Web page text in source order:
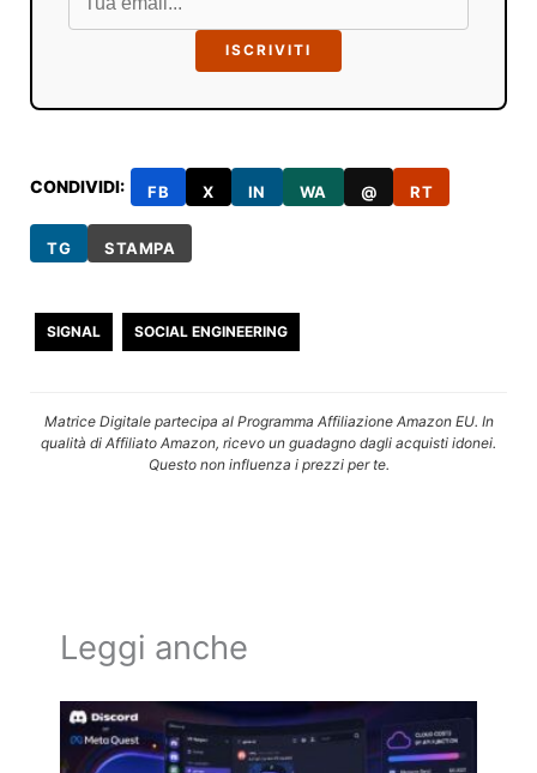
ISCRIVITI
CONDIVIDI: FB X IN WA @ RT
TG STAMPA
SIGNAL SOCIAL ENGINEERING
Matrice Digitale partecipa al Programma Affiliazione Amazon EU. In
qualità di Affiliato Amazon, ricevo un guadagno dagli acquisti idonei.
Questo non influenza i prezzi per te.
Leggi anche